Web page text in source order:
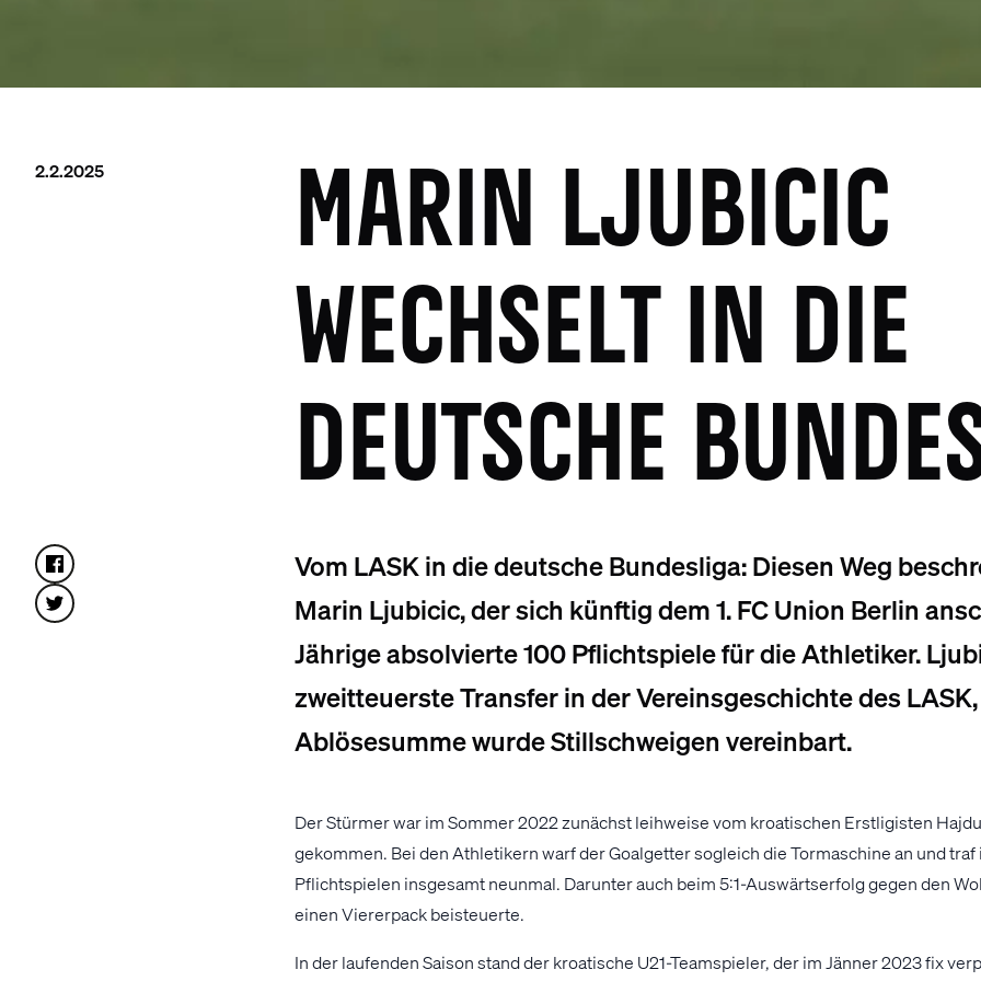
2.2.2025
MARIN LJUBICIC
WECHSELT IN DIE
DEUTSCHE
Vom LASK in die deutsche Bundesliga: Diesen Weg
Marin Ljubicic, der sich künftig dem 1. FC Union Berlin
Jährige absolvierte 100 Pflichtspiele für die Athletiker.
zweitteuerste Transfer in der Vereinsgeschichte des
Ablösesumme wurde Stillschweigen vereinbart.
Der Stürmer war im Sommer 2022 zunächst leihweise vom kroatischen Erstligisten
gekommen. Bei den Athletikern warf der Goalgetter sogleich die Tormaschine an und
Pflichtspielen insgesamt neunmal. Darunter auch beim 5:1-Auswärtserfolg gegen den
einen Viererpack beisteuerte.
In der laufenden Saison stand der kroatische U21-Teamspieler, der im Jänner 2023 fix